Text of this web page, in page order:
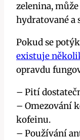
zelenina,
hydratované a
Pokud se
existuje
opravdu
– Pití
– Omezování
kofeinu.
– Používání